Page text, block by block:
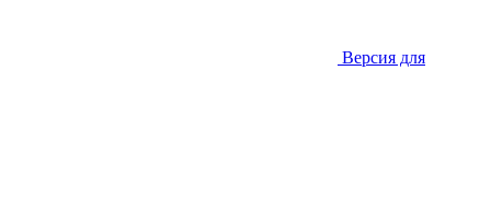
Версия для